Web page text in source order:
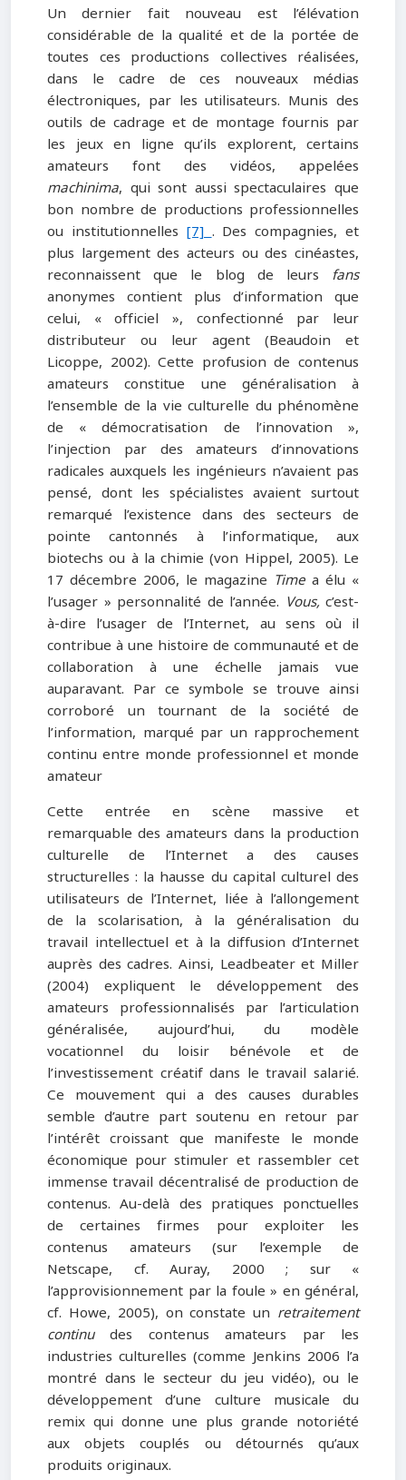
Un dernier fait nouveau est l’élévation
considérable de la qualité et de la portée de
toutes ces productions collectives réalisées,
dans le cadre de ces nouveaux médias
électroniques, par les utilisateurs. Munis des
outils de cadrage et de montage fournis par
les jeux en ligne qu’ils explorent, certains
amateurs font des vidéos, appelées
machinima, qui sont aussi spectaculaires que
bon nombre de productions professionnelles
ou institutionnelles [7]. Des compagnies, et
plus largement des acteurs ou des cinéastes,
reconnaissent que le blog de leurs fans
anonymes contient plus d’information que
celui, « officiel », confectionné par leur
distributeur ou leur agent (Beaudoin et
Licoppe, 2002). Cette profusion de contenus
amateurs constitue une généralisation à
l’ensemble de la vie culturelle du phénomène
de « démocratisation de l’innovation »,
l’injection par des amateurs d’innovations
radicales auxquels les ingénieurs n’avaient pas
pensé, dont les spécialistes avaient surtout
remarqué l’existence dans des secteurs de
pointe cantonnés à l’informatique, aux
biotechs ou à la chimie (von Hippel, 2005). Le
17 décembre 2006, le magazine Time a élu «
l’usager » personnalité de l’année. Vous, c’est-
à-dire l’usager de l’Internet, au sens où il
contribue à une histoire de communauté et de
collaboration à une échelle jamais vue
auparavant. Par ce symbole se trouve ainsi
corroboré un tournant de la société de
l’information, marqué par un rapprochement
continu entre monde professionnel et monde
amateur
Cette entrée en scène massive et
remarquable des amateurs dans la production
culturelle de l’Internet a des causes
structurelles : la hausse du capital culturel des
utilisateurs de l’Internet, liée à l’allongement
de la scolarisation, à la généralisation du
travail intellectuel et à la diffusion d’Internet
auprès des cadres. Ainsi, Leadbeater et Miller
(2004) expliquent le développement des
amateurs professionnalisés par l’articulation
généralisée, aujourd’hui, du modèle
vocationnel du loisir bénévole et de
l’investissement créatif dans le travail salarié.
Ce mouvement qui a des causes durables
semble d’autre part soutenu en retour par
l’intérêt croissant que manifeste le monde
économique pour stimuler et rassembler cet
immense travail décentralisé de production de
contenus. Au-delà des pratiques ponctuelles
de certaines firmes pour exploiter les
contenus amateurs (sur l’exemple de
Netscape, cf. Auray, 2000 ; sur «
l’approvisionnement par la foule » en général,
cf. Howe, 2005), on constate un retraitement
continudes contenus amateurs par les
industries culturelles (comme Jenkins 2006 l’a
montré dans le secteur du jeu vidéo), ou le
développement d’une culture musicale du
remix qui donne une plus grande notoriété
aux objets couplés ou détournés qu’aux
produits originaux.